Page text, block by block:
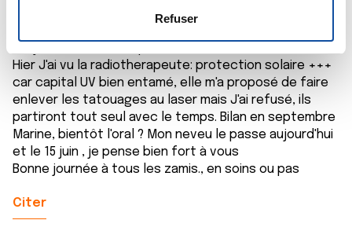
déclaration sur les cookies.
Les cookies nous permettent de personnaliser le contenu
et les annonces, d'offrir des fonctionnalités relatives aux
médias sociaux et d'analyser notre trafic. Nous
partageons également des informations sur l'utilisation de
notre site avec nos partenaires de médias sociaux, de
publicité et d'analyse, qui peuvent combiner celles-ci
avec d'autres informations que vous leur avez fournies
services.
t
Refuser
Hier J'ai vu la radiotherapeute: protection solaire +++
car capital UV bien entamé, elle m'a proposé de faire
enlever les tatouages au laser mais J'ai refusé, ils
partiront tout seul avec le temps. Bilan en septembre
Marine, bientôt l'oral ? Mon neveu le passe aujourd'hui
et le 15 juin , je pense bien fort à vous
Bonne journée à tous les zamis., en soins ou pas
Citer